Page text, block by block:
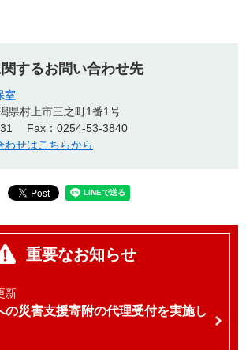
するお問い合わせ先
室
県村上市三之町1番1号
Fax：0254-53-3840
わせはこちらから
重要なお知らせ
新
の災害支援寄附の代理受付を実施し